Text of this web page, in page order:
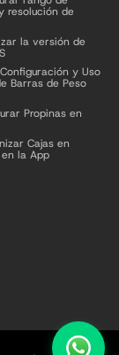
resolución de
la versión de
y Uso
Barras de Peso
Propinas en
Cajas en
la App